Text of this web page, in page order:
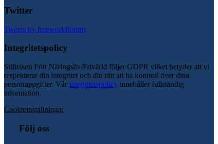
Twitter
Tweets by freeworldforum
Integritetspolicy
Stiftelsen Fritt Näringsliv/Frivärld följer GDPR vilket betyder att vi
respekterar din integritet och din rätt att ha kontroll över dina
personuppgifter. Vår integritetspolicy innehåller fullständig
information.
Cookieinställningar
Följ oss